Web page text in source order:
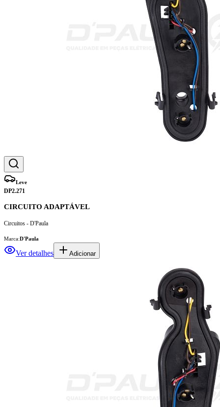
Leve
DP2.271
CIRCUITO ADAPTÁVEL
Circuitos - D'Paula
Marca:D'Paula
Ver detalhes Adicionar